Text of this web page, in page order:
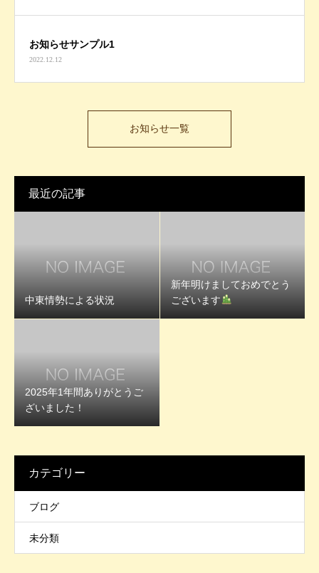
お知らせサンプル1
2022.12.12
お知らせ一覧
最近の記事
中東情勢による状況
新年明けましておめでとう
ございます
2025年1年間ありがとうご
ざいました！
カテゴリー
ブログ
未分類